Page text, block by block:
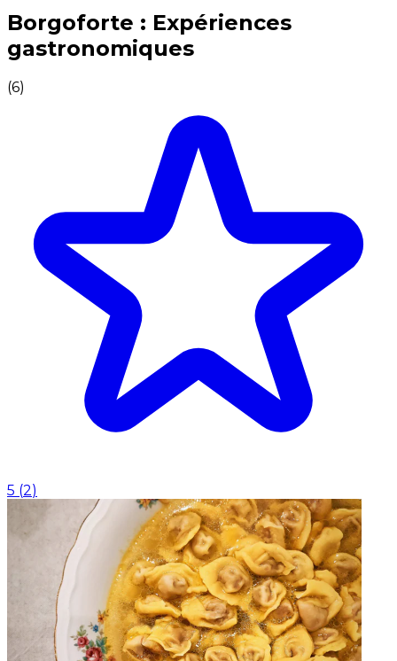
Expériences culinaires inoubliables : Expériences
Borgoforte : Expériences
gastronomiques
(6)
5 (2)